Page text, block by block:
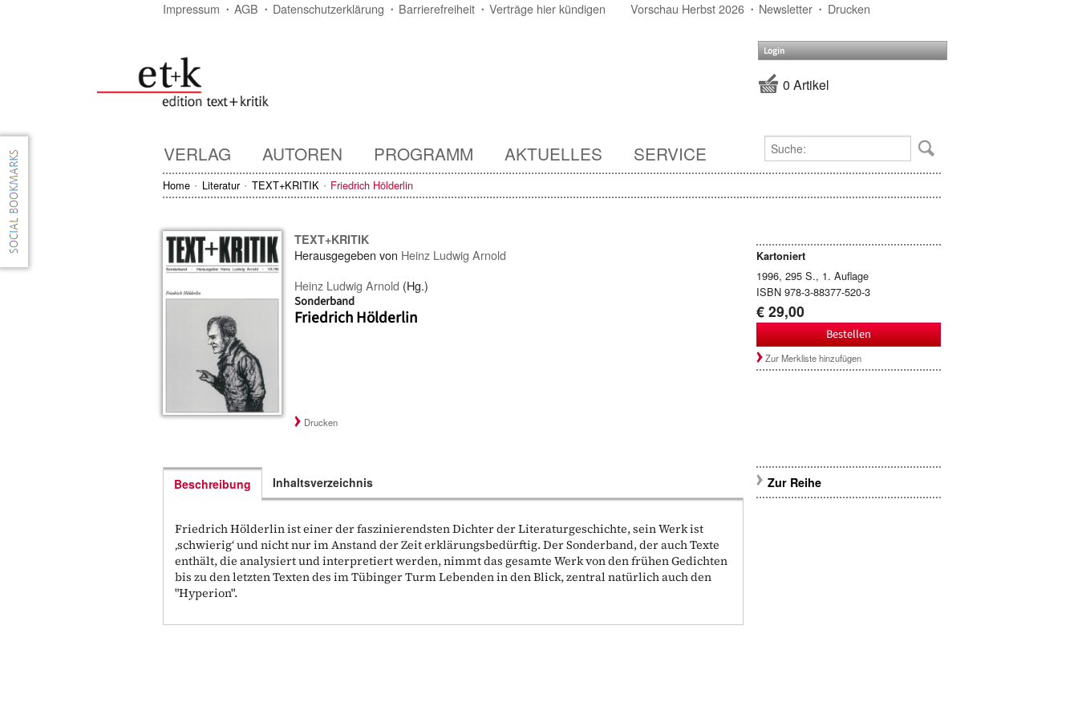
Impressum AGB Datenschutzerklärung Barrierefreiheit Verträge hier kündigen Vorschau Herbst 2026 Newsletter Drucken
Login
0 Artikel
VERLAG AUTOREN PROGRAMM AKTUELLES SERVICE
Home Literatur TEXT+KRITIK Friedrich Hölderlin
TEXT+KRITIK
Herausgegeben von Heinz Ludwig Arnold
Heinz Ludwig Arnold (Hg.)
Sonderband
Friedrich Hölderlin
Kartoniert
1996, 295 S., 1. Auflage
ISBN 978-3-88377-520-3
€ 29,00
Bestellen
Zur Merkliste hinzufügen
Drucken
Beschreibung
Friedrich Hölderlin ist einer der faszinierendsten Dichter der Literaturgeschichte, sein Werk ist
‚schwierig‘ und nicht nur im Anstand der Zeit erklärungsbedürftig. Der Sonderband, der auch Texte
enthält, die analysiert und interpretiert werden, nimmt das gesamte Werk von den frühen Gedichten
bis zu den letzten Texten des im Tübinger Turm Lebenden in den Blick, zentral natürlich auch den
"Hyperion".
Inhaltsverzeichnis Zur Reihe